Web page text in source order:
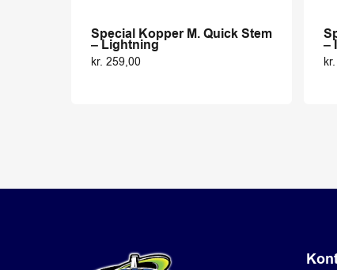
Special Kopper M. Quick Stem
– Lightning
kr. 259,00
–
kr.